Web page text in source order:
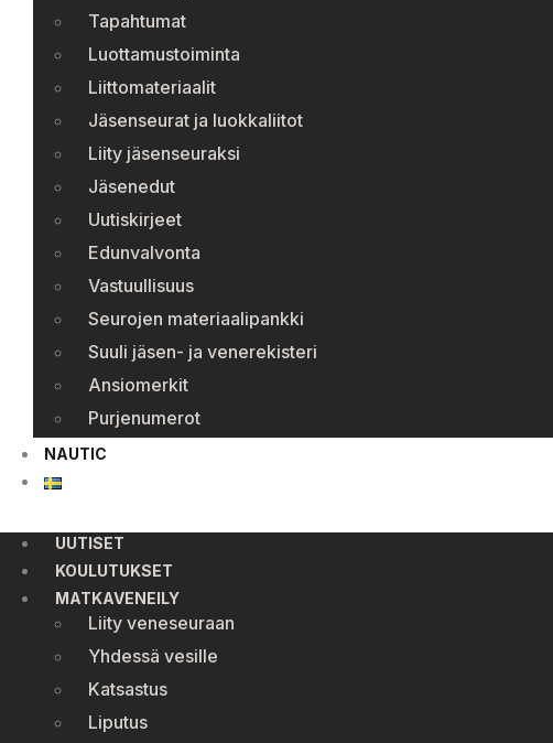
Tapahtumat
Luottamustoiminta
Liittomateriaalit
Jäsenseurat ja luokkaliitot
Liity jäsenseuraksi
Jäsenedut
Uutiskirjeet
Edunvalvonta
Vastuullisuus
Seurojen materiaalipankki
Suuli jäsen- ja venerekisteri
Ansiomerkit
Purjenumerot
NAUTIC
UUTISET
KOULUTUKSET
MATKAVENEILY
Liity veneseuraan
Yhdessä vesille
Katsastus
Liputus